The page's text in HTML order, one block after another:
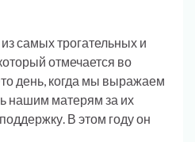
самых трогательных и
отмечается во
день, когда мы выражаем
нашим матерям за их
В этом году он